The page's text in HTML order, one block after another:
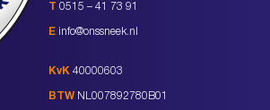
T 0515 – 41 73 91
E info@onssneek.nl
KvK 40000603
BTW NL007892780B01